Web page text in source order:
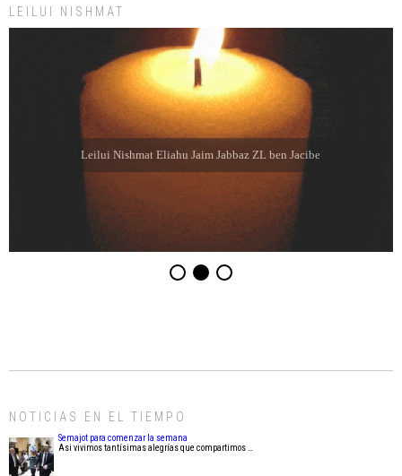
LEILUI NISHMAT
Leilui Nishmat Eliahu Jaim Jabbaz ZL ben Jacibe
NOTICIAS EN EL TIEMPO
Semajot para comenzar la semana
Asi vivimos tantísimas alegrías que compartimos …